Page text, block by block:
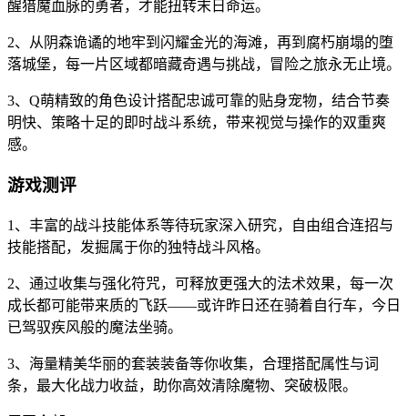
醒猎魔血脉的勇者，才能扭转末日命运。
2、从阴森诡谲的地牢到闪耀金光的海滩，再到腐朽崩塌的堕
落城堡，每一片区域都暗藏奇遇与挑战，冒险之旅永无止境。
3、Q萌精致的角色设计搭配忠诚可靠的贴身宠物，结合节奏
明快、策略十足的即时战斗系统，带来视觉与操作的双重爽
感。
游戏测评
1、丰富的战斗技能体系等待玩家深入研究，自由组合连招与
技能搭配，发掘属于你的独特战斗风格。
2、通过收集与强化符咒，可释放更强大的法术效果，每一次
成长都可能带来质的飞跃——或许昨日还在骑着自行车，今日
已驾驭疾风般的魔法坐骑。
3、海量精美华丽的套装装备等你收集，合理搭配属性与词
条，最大化战力收益，助你高效清除魔物、突破极限。